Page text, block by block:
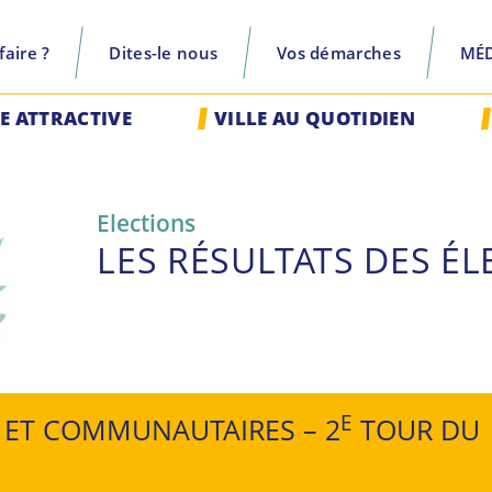
? Dites-le nous Vos démarches
recherche
ATTRACTIVE VILLE AU QUOTIDIEN
Elections
LES RÉSULTATS DES
COMMUNAUTAIRES – 2E TOUR DU